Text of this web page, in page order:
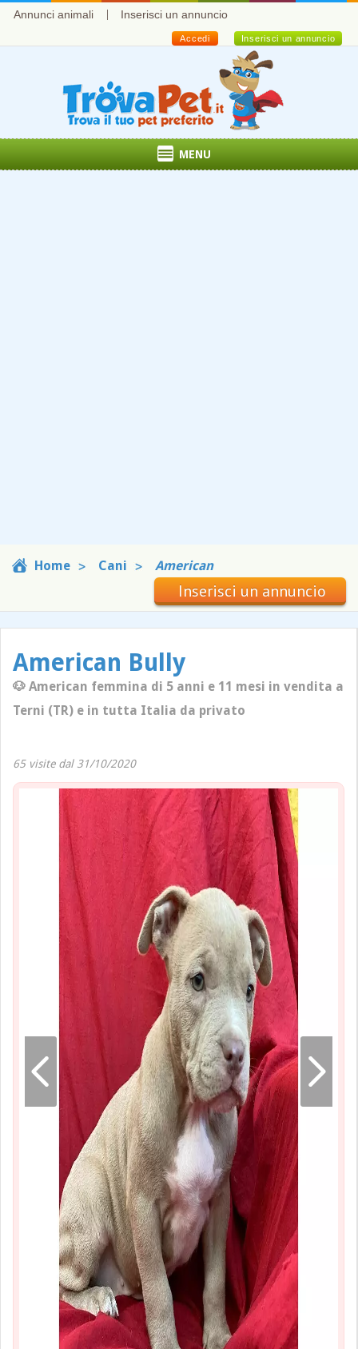
Annunci animali Inserisci un annuncio
Inserisci un annuncio
Accedi
MENU
Home Cani American
Inserisci un annuncio
American Bully
🐶 American femmina di 5 anni e 11 mesi in vendita a
Terni (TR) e in tutta Italia da privato
65 visite dal 31/10/2020